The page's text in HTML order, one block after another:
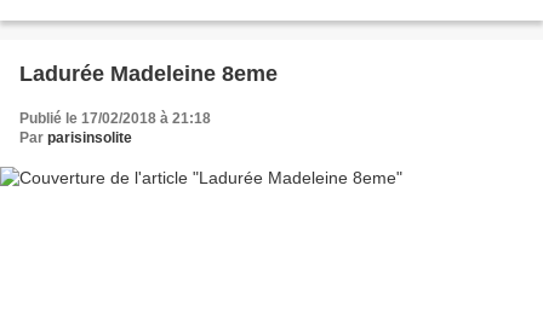
Ladurée Madeleine 8eme
Publié le 17/02/2018 à 21:18
Par parisinsolite